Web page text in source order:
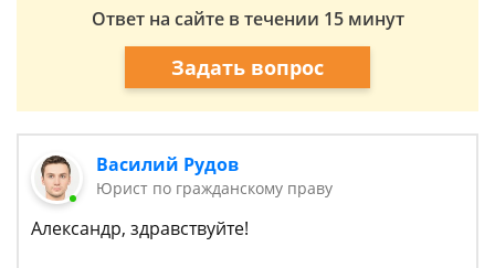
Ответ на сайте в течении 15 минут
Задать вопрос
Василий Рудов
Юрист по гражданскому праву
Александр, здравствуйте!